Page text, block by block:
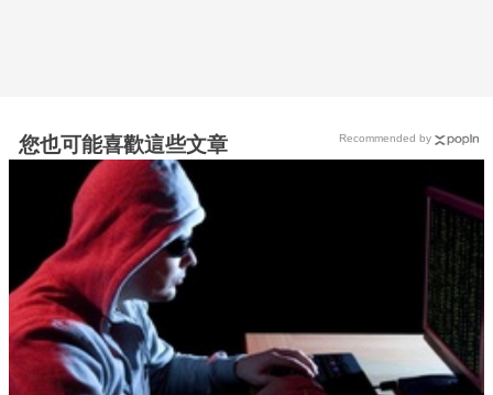
您也可能喜歡這些文章 Recommended by